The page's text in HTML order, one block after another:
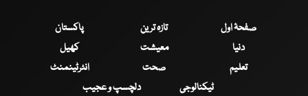
صفحۂ اول تازہ ترین
پاکستان
دنیا
معیشت
کھیل
تعلیم
صحت
انٹرٹینمنٹ
ٹیکنالوجی
دلچسپ و عجیب